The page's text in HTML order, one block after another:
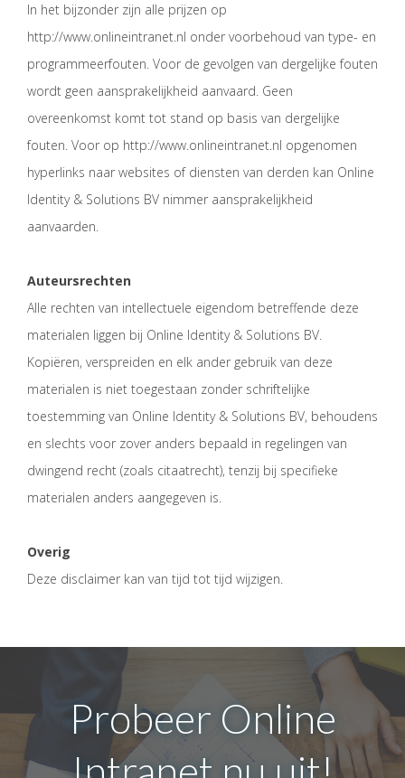
In het bijzonder zijn alle prijzen op
http://www.onlineintranet.nl onder voorbehoud van type- en
programmeerfouten. Voor de gevolgen van dergelijke fouten
wordt geen aansprakelijkheid aanvaard. Geen
overeenkomst komt tot stand op basis van dergelijke
fouten. Voor op http://www.onlineintranet.nl opgenomen
hyperlinks naar websites of diensten van derden kan Online
Identity & Solutions BV nimmer aansprakelijkheid
aanvaarden.
Auteursrechten
Alle rechten van intellectuele eigendom betreffende deze
materialen liggen bij Online Identity & Solutions BV.
Kopiëren, verspreiden en elk ander gebruik van deze
materialen is niet toegestaan zonder schriftelijke
toestemming van Online Identity & Solutions BV, behoudens
en slechts voor zover anders bepaald in regelingen van
dwingend recht (zoals citaatrecht), tenzij bij specifieke
materialen anders aangegeven is.
Overig
Deze disclaimer kan van tijd tot tijd wijzigen.
Probeer Online